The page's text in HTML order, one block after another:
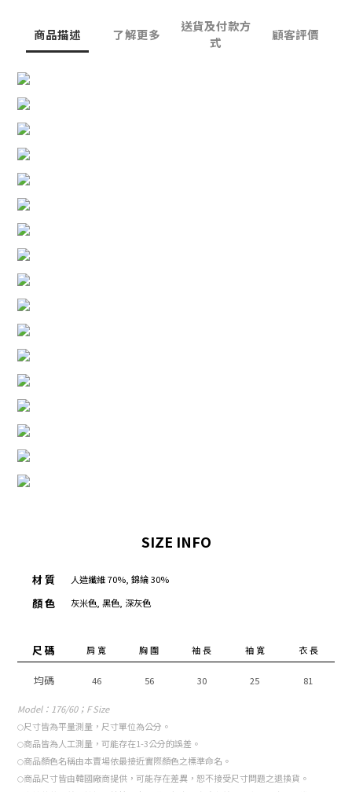
商品描述 了解更多
送貨及付款方
式
顧客評價
SIZE INFO
材 質 人造纖維 70%, 錦綸 30%
顏 色 灰米色, 黑色, 深灰色
尺 碼 肩 寬 胸 圍
均碼 46 56 30 25 81